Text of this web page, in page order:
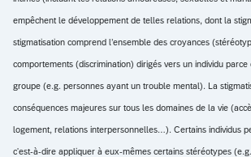
empêchent le développement de telles relations, dont la
stigmatisation comprend l’ensemble des croyances
comportements (discrimination) dirigés vers un individu parce
groupe (e.g. personnes ayant un trouble mental). La
conséquences majeures sur tous les domaines de la vie
logement, relations interpersonnelles…). Certains individus
c'est-à-dire appliquer à eux-mêmes certains stéréotypes